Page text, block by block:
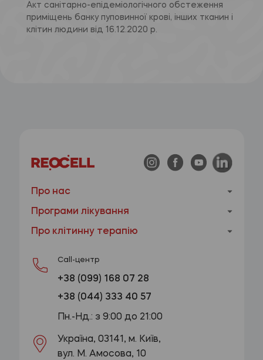
Акт санітарно-епідеміологічного обстеження
приміщень банку пуповинної крові, інших тканин і
клітин людини від 16.12.2020 р.
Про нас
Програми лікування
Про клітинну терапію
Call-центр
+38 (099) 168 07 28
+38 (044) 333 40 57
Пн.-Нд.: з 9:00 до 21:00
Україна, 03141, м. Київ,
вул. М. Амосова, 10